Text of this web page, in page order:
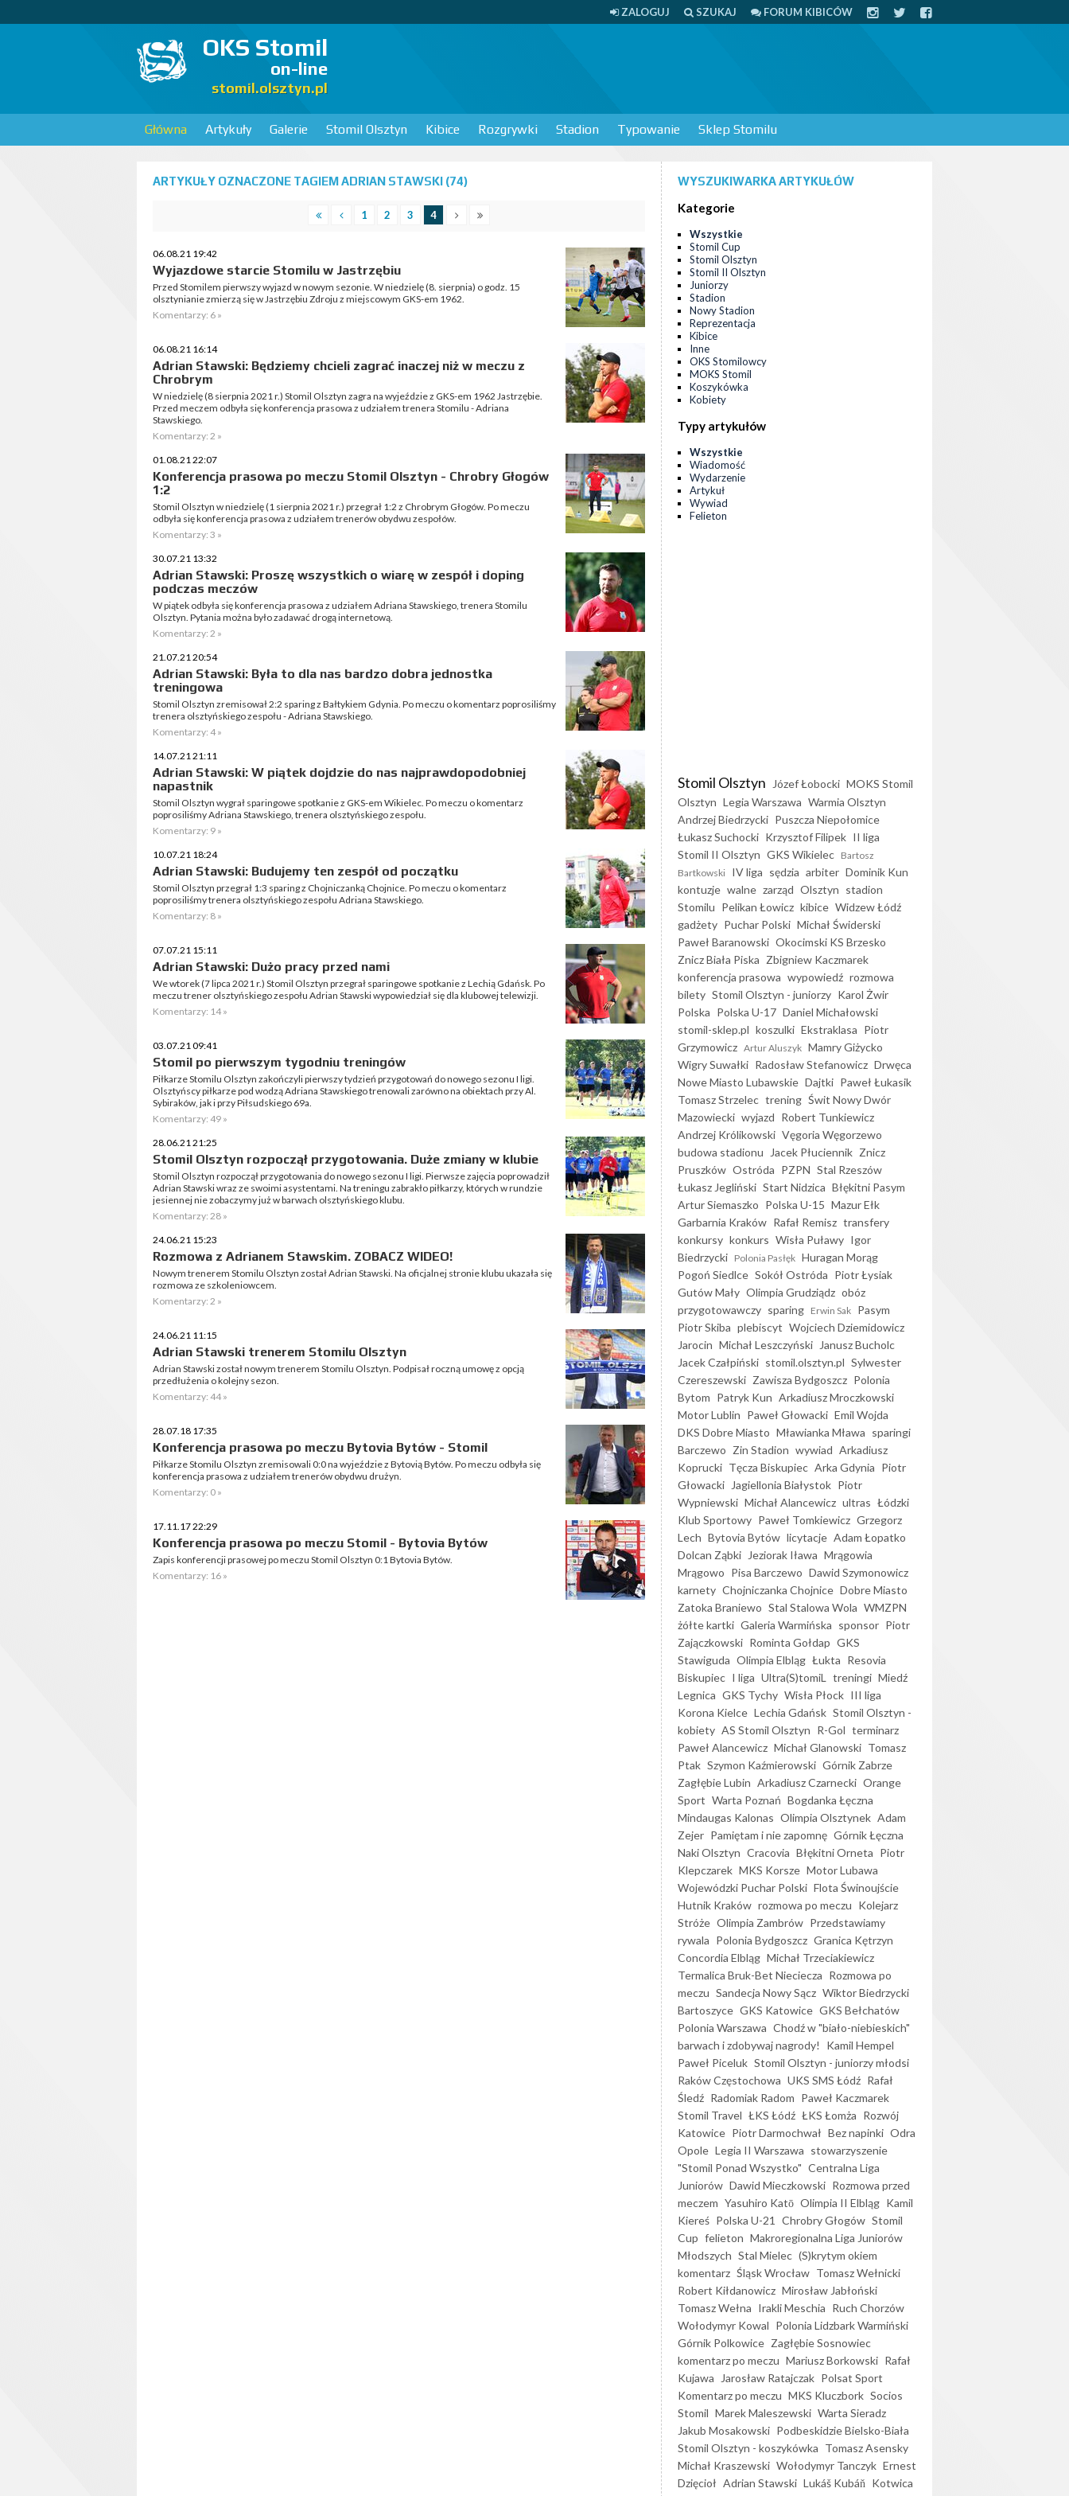
ZALOGUJ SZUKAJ FORUM KIBICÓW
OKS Stomil
on-line
stomil.olsztyn.pl
Główna Artykuły Galerie Stomil Olsztyn Kibice Rozgrywki Stadion Typowanie Sklep Stomilu
ARTYKUŁY OZNACZONE TAGIEM ADRIAN STAWSKI (74)
1 2 3 4
06.08.21 19:42
Wyjazdowe starcie Stomilu w Jastrzębiu
Przed Stomilem pierwszy wyjazd w nowym sezonie. W niedzielę (8. sierpnia) o godz. 15
olsztynianie zmierzą się w Jastrzębiu Zdroju z miejscowym GKS-em 1962.
Komentarzy: 6 »
06.08.21 16:14
Adrian Stawski: Będziemy chcieli zagrać inaczej niż w meczu z
Chrobrym
W niedzielę (8 sierpnia 2021 r.) Stomil Olsztyn zagra na wyjeździe z GKS-em 1962 Jastrzębie.
Przed meczem odbyła się konferencja prasowa z udziałem trenera Stomilu - Adriana
Stawskiego.
Komentarzy: 2 »
01.08.21 22:07
Konferencja prasowa po meczu Stomil Olsztyn - Chrobry Głogów
1:2
Stomil Olsztyn w niedzielę (1 sierpnia 2021 r.) przegrał 1:2 z Chrobrym Głogów. Po meczu
odbyła się konferencja prasowa z udziałem trenerów obydwu zespołów.
Komentarzy: 3 »
30.07.21 13:32
Adrian Stawski: Proszę wszystkich o wiarę w zespół i doping
podczas meczów
W piątek odbyła się konferencja prasowa z udziałem Adriana Stawskiego, trenera Stomilu
Olsztyn. Pytania można było zadawać drogą internetową.
Komentarzy: 2 »
21.07.21 20:54
Adrian Stawski: Była to dla nas bardzo dobra jednostka
treningowa
Stomil Olsztyn zremisował 2:2 sparing z Bałtykiem Gdynia. Po meczu o komentarz poprosiliśmy
trenera olsztyńskiego zespołu - Adriana Stawskiego.
Komentarzy: 4 »
14.07.21 21:11
Adrian Stawski: W piątek dojdzie do nas najprawdopodobniej
napastnik
Stomil Olsztyn wygrał sparingowe spotkanie z GKS-em Wikielec. Po meczu o komentarz
poprosiliśmy Adriana Stawskiego, trenera olsztyńskiego zespołu.
Komentarzy: 9 »
10.07.21 18:24
Adrian Stawski: Budujemy ten zespół od początku
Stomil Olsztyn przegrał 1:3 sparing z Chojniczanką Chojnice. Po meczu o komentarz
poprosiliśmy trenera olsztyńskiego zespołu Adriana Stawskiego.
Komentarzy: 8 »
07.07.21 15:11
Adrian Stawski: Dużo pracy przed nami
We wtorek (7 lipca 2021 r.) Stomil Olsztyn przegrał sparingowe spotkanie z Lechią Gdańsk. Po
meczu trener olsztyńskiego zespołu Adrian Stawski wypowiedział się dla klubowej telewizji.
Komentarzy: 14 »
03.07.21 09:41
Stomil po pierwszym tygodniu treningów
Piłkarze Stomilu Olsztyn zakończyli pierwszy tydzień przygotowań do nowego sezonu I ligi.
Olsztyńscy piłkarze pod wodzą Adriana Stawskiego trenowali zarówno na obiektach przy Al.
Sybiraków, jak i przy Piłsudskiego 69a.
Komentarzy: 49 »
28.06.21 21:25
Stomil Olsztyn rozpoczął przygotowania. Duże zmiany w klubie
Stomil Olsztyn rozpoczął przygotowania do nowego sezonu I ligi. Pierwsze zajęcia poprowadził
Adrian Stawski wraz ze swoimi asystentami. Na treningu zabrakło piłkarzy, których w rundzie
jesiennej nie zobaczymy już w barwach olsztyńskiego klubu.
Komentarzy: 28 »
24.06.21 15:23
Rozmowa z Adrianem Stawskim. ZOBACZ WIDEO!
Nowym trenerem Stomilu Olsztyn został Adrian Stawski. Na oficjalnej stronie klubu ukazała się
rozmowa ze szkoleniowcem.
Komentarzy: 2 »
24.06.21 11:15
Adrian Stawski trenerem Stomilu Olsztyn
Adrian Stawski został nowym trenerem Stomilu Olsztyn. Podpisał roczną umowę z opcją
przedłużenia o kolejny sezon.
Komentarzy: 44 »
28.07.18 17:35
Konferencja prasowa po meczu Bytovia Bytów - Stomil
Piłkarze Stomilu Olsztyn zremisowali 0:0 na wyjeździe z Bytovią Bytów. Po meczu odbyła się
konferencja prasowa z udziałem trenerów obydwu drużyn.
Komentarzy: 0 »
17.11.17 22:29
Konferencja prasowa po meczu Stomil - Bytovia Bytów
Zapis konferencji prasowej po meczu Stomil Olsztyn 0:1 Bytovia Bytów.
Komentarzy: 16 »
WYSZUKIWARKA ARTYKUŁÓW
Kategorie
Wszystkie
Stomil Cup
Stomil Olsztyn
Stomil II Olsztyn
Juniorzy
Stadion
Nowy Stadion
Reprezentacja
Kibice
Inne
OKS Stomilowcy
MOKS Stomil
Koszykówka
Kobiety
Typy artykułów
Wszystkie
Wiadomość
Wydarzenie
Artykuł
Wywiad
Felieton
Stomil Olsztyn Józef Łobocki MOKS Stomil
Olsztyn Legia Warszawa Warmia Olsztyn
Andrzej Biedrzycki Puszcza Niepołomice
Łukasz Suchocki Krzysztof Filipek II liga
Stomil II Olsztyn GKS Wikielec Bartosz
Bartkowski IV liga sędzia arbiter Dominik Kun
kontuzje walne zarząd Olsztyn stadion
Stomilu Pelikan Łowicz kibice Widzew Łódź
gadżety Puchar Polski Michał Świderski
Paweł Baranowski Okocimski KS Brzesko
Znicz Biała Piska Zbigniew Kaczmarek
konferencja prasowa wypowiedź rozmowa
bilety Stomil Olsztyn - juniorzy Karol Żwir
Polska Polska U-17 Daniel Michałowski
stomil-sklep.pl koszulki Ekstraklasa Piotr
Grzymowicz Artur Aluszyk Mamry Giżycko
Wigry Suwałki Radosław Stefanowicz Drwęca
Nowe Miasto Lubawskie Dajtki Paweł Łukasik
Tomasz Strzelec trening Świt Nowy Dwór
Mazowiecki wyjazd Robert Tunkiewicz
Andrzej Królikowski Vęgoria Węgorzewo
budowa stadionu
Jacek Płuciennik Znicz
Pruszków Ostróda PZPN Stal Rzeszów
Łukasz Jegliński Start Nidzica Błękitni Pasym
Artur Siemaszko Polska U-15 Mazur Ełk
Garbarnia Kraków Rafał Remisz transfery
konkursy konkurs Wisła Puławy Igor
Biedrzycki Polonia Pasłęk Huragan Morąg
Pogoń Siedlce Sokół Ostróda Piotr Łysiak
Gutów Mały Olimpia Grudziądz obóz
przygotowawczy sparing Erwin Sak Pasym
Piotr Skiba plebiscyt Wojciech Dziemidowicz
Jarocin Michał Leszczyński
Janusz Bucholc
Jacek Czałpiński stomil.olsztyn.pl Sylwester
Czereszewski Zawisza Bydgoszcz Polonia
Bytom Patryk Kun Arkadiusz Mroczkowski
Motor Lublin Paweł Głowacki Emil Wojda
DKS Dobre Miasto Mławianka Mława sparingi
Barczewo Zin Stadion wywiad Arkadiusz
Koprucki Tęcza Biskupiec Arka Gdynia Piotr
Głowacki
Jagiellonia Białystok Piotr
Wypniewski Michał Alancewicz ultras Łódzki
Klub Sportowy Paweł Tomkiewicz Grzegorz
Lech Bytovia Bytów licytacje Adam Łopatko
Dolcan Ząbki
Jeziorak Iława Mrągowia
Mrągowo Pisa Barczewo Dawid Szymonowicz
karnety Chojniczanka Chojnice Dobre Miasto
Zatoka Braniewo Stal Stalowa Wola WMZPN
żółte kartki Galeria Warmińska sponsor Piotr
Zajączkowski Rominta Gołdap GKS
Stawiguda Olimpia Elbląg Łukta Resovia
Biskupiec I liga Ultra(S)tomiL treningi Miedź
Legnica GKS Tychy Wisła Płock III liga
Korona Kielce Lechia Gdańsk Stomil Olsztyn -
kobiety AS Stomil Olsztyn R-Gol terminarz
Paweł Alancewicz Michał Glanowski Tomasz
Ptak Szymon Kaźmierowski Górnik Zabrze
Zagłębie Lubin Arkadiusz Czarnecki Orange
Sport Warta Poznań Bogdanka Łęczna
Mindaugas Kalonas Olimpia Olsztynek Adam
Zejer Pamiętam i nie zapomnę Górnik Łęczna
Naki Olsztyn Cracovia Błękitni Orneta Piotr
Klepczarek MKS Korsze Motor Lubawa
Wojewódzki Puchar Polski Flota Świnoujście
Hutnik Kraków rozmowa po meczu Kolejarz
Stróże Olimpia Zambrów Przedstawiamy
rywala Polonia Bydgoszcz Granica Kętrzyn
Concordia Elbląg Michał Trzeciakiewicz
Termalica Bruk-Bet Nieciecza Rozmowa po
meczu Sandecja Nowy Sącz Wiktor Biedrzycki
Bartoszyce GKS Katowice GKS Bełchatów
Polonia Warszawa Chodź w "biało-niebieskich"
barwach i zdobywaj nagrody!
Kamil Hempel
Paweł Piceluk Stomil Olsztyn - juniorzy młodsi
Raków Częstochowa UKS SMS Łódź Rafał
Śledź Radomiak Radom Paweł Kaczmarek
Stomil Travel ŁKS Łódź ŁKS Łomża Rozwój
Katowice Piotr Darmochwał Bez napinki Odra
Opole Legia II Warszawa stowarzyszenie
"Stomil Ponad Wszystko" Centralna Liga
Juniorów Dawid Mieczkowski Rozmowa przed
meczem Yasuhiro Katō Olimpia II Elbląg Kamil
Kiereś Polska U-21 Chrobry Głogów Stomil
Cup felieton Makroregionalna Liga Juniorów
Młodszych Stal Mielec (S)krytym okiem
komentarz Śląsk Wrocław Tomasz Wełnicki
Robert Kiłdanowicz Mirosław Jabłoński
Tomasz Wełna Irakli Meschia Ruch Chorzów
Wołodymyr Kowal Polonia Lidzbark Warmiński
Górnik Polkowice Zagłębie Sosnowiec
komentarz po meczu Mariusz Borkowski Rafał
Kujawa
Jarosław Ratajczak Polsat Sport
Komentarz po meczu MKS Kluczbork Socios
Stomil Marek Maleszewski Warta Sieradz
Jakub Mosakowski Podbeskidzie Bielsko-Biała
Stomil Olsztyn - koszykówka Tomasz Asensky
Michał Kraszewski Wołodymyr Tanczyk Ernest
Dzięcioł Adrian Stawski Lukáš Kubáň Kotwica